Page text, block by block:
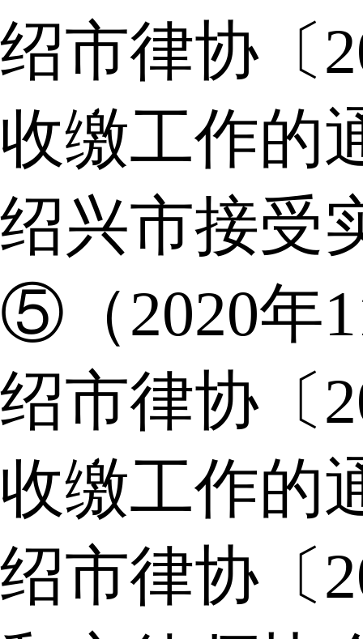
绍市律协〔
收缴工作的
绍兴市接受
⑤（2020年
绍市律协〔
收缴工作的
绍市律协〔